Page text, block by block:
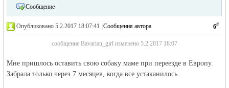
Сообщение
6#
Опубликовано 5.2.2017 18:07:41 Сообщения автора
сообщение Bavarian_girl изменено 5.2.2017 18:07
Мне пришлось оставить свою собаку маме при переезде в Европу.
Забрала только через 7 месяцев, когда все устаканилось.